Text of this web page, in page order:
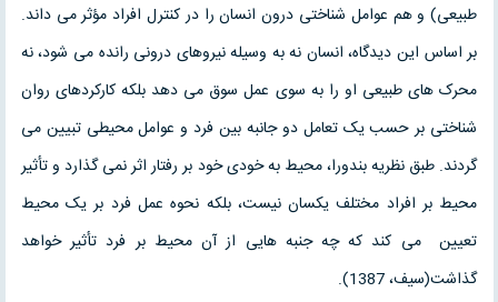
طبیعی) و هم عوامل شناختی درون انسان را در کنترل افراد مؤثر می داند.
بر اساس این دیدگاه، انسان نه به وسیله نیروهای درونی رانده می شود، نه
محرک های طبیعی او را به سوی عمل سوق می دهد بلکه کارکردهای روان
شناختی بر حسب یک تعامل دو جانبه بین فرد و عوامل محیطی تبیین می
گردند. طبق نظریه بندورا، محیط به خودی خود بر رفتار اثر نمی گذارد و تأثیر
محیط بر افراد مختلف یکسان نیست، بلکه نحوه عمل فرد بر یک محیط
تعیین می کند که چه جنبه هایی از آن محیط بر فرد تأثیر خواهد
گذاشت(سیف، 1387).